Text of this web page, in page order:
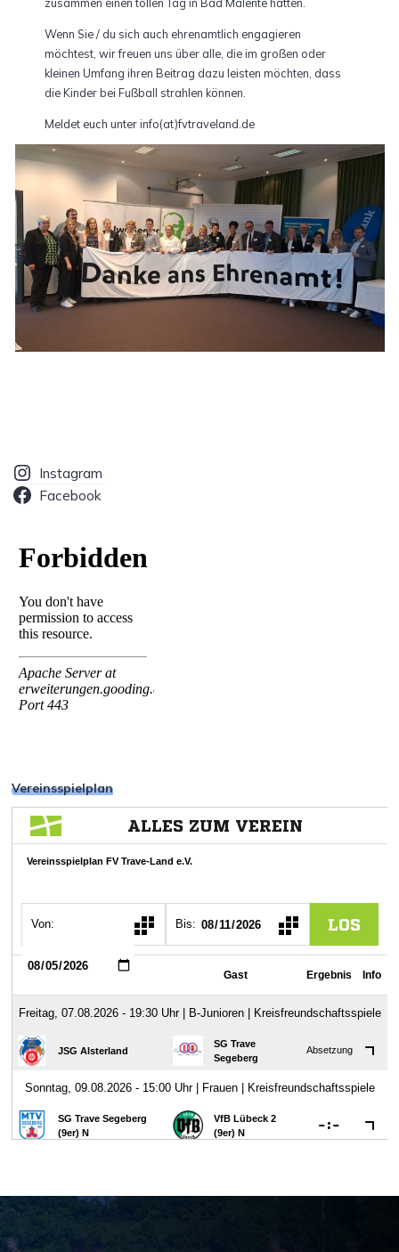
Wenn Sie / du sich auch ehrenamtlich engagieren
möchtest, wir freuen uns über alle, die im großen oder
kleinen Umfang ihren Beitrag dazu leisten möchten, dass
die Kinder bei Fußball strahlen können.
Meldet euch unter info(at)fvtraveland.de
Instagram
Facebook
Vereinsspielplan